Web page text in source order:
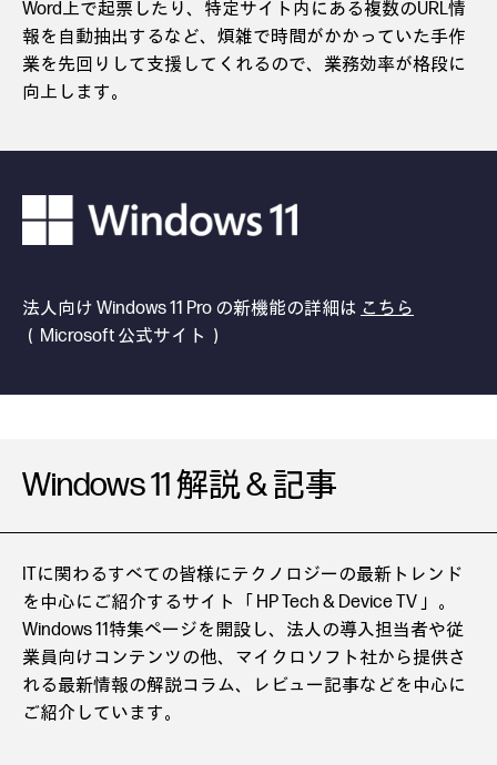
Word上で起票したり、特定サイト内にある複数のURL情
報を自動抽出するなど、煩雑で時間がかかっていた手作
業を先回りして支援してくれるので、業務効率が格段に
向上します。
法人向け Windows 11 Pro の新機能の詳細は こちら
（Microsoft 公式サイト）
Windows 11 解説 & 記事
ITに関わるすべての皆様にテクノロジーの最新トレンド
を中心にご紹介するサイト「 HP Tech & Device TV 」。
Windows 11特集ページを開設し、法人の導入担当者や従
業員向けコンテンツの他、マイクロソフト社から提供さ
れる最新情報の解説コラム、レビュー記事などを中心に
ご紹介しています。